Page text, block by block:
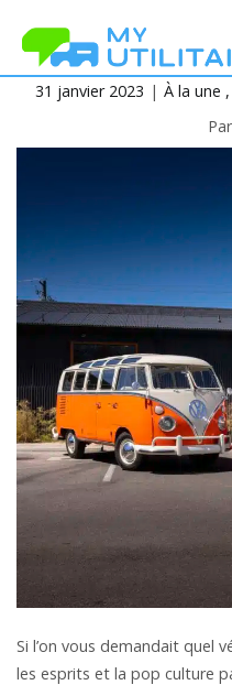
contenu
MyUtilitaire
Toute l’actualité des
31 janvier 2023 À la une
Par
Si l’on vous demandait quel
les esprits et la pop culture